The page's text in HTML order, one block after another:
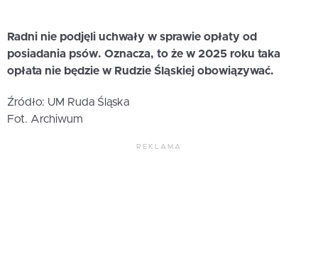
Radni nie podjęli uchwały w sprawie opłaty od
posiadania psów. Oznacza, to że w 2025 roku taka
opłata nie będzie w Rudzie Śląskiej obowiązywać.
Źródło: UM Ruda Śląska
Fot. Archiwum
REKLAMA